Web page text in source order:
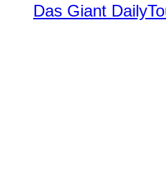
Das Giant